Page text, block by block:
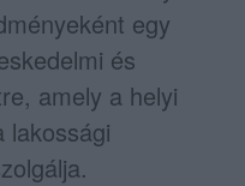
egy
és
amely a helyi
lakossági